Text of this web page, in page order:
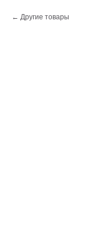
Другие товары